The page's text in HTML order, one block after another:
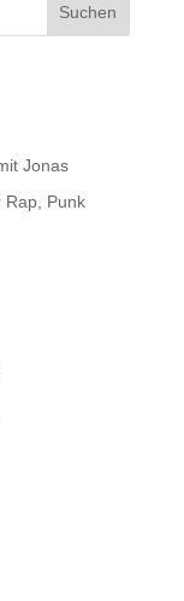
Suchen
Jonas
Rap, Punk